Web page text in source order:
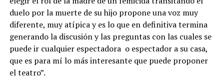
duelo por la muerte de su hijo propone una voz muy
diferente, muy atípica y es lo que en definitiva termina
generando la discusión y las preguntas con las cuales se
puede ir cualquier espectadora o espectador a su casa,
que es para mí lo más interesante que puede proponer
el teatro”.